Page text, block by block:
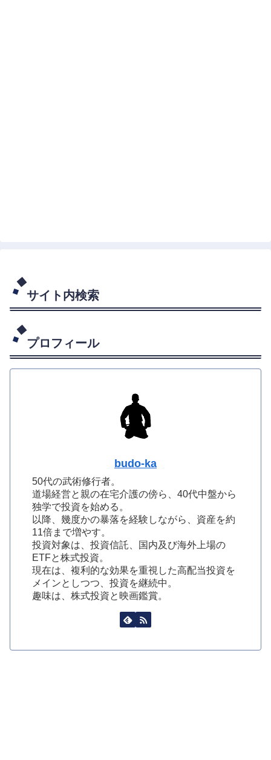
サイト内検索
プロフィール
budo-ka
50代の武術修行者。
道場経営と親の在宅介護の傍ら、40代中盤から
独学で投資を始める。
以降、幾度かの暴落を経験しながら、資産を約
11倍まで増やす。
投資対象は、投資信託、国内及び海外上場の
ETFと株式投資。
現在は、複利的な効果を重視した高配当投資を
メインとしつつ、投資を継続中。
趣味は、株式投資と映画鑑賞。